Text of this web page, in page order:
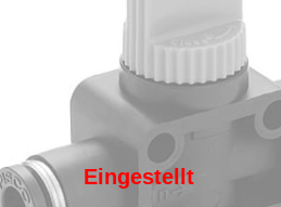
Eingestellt